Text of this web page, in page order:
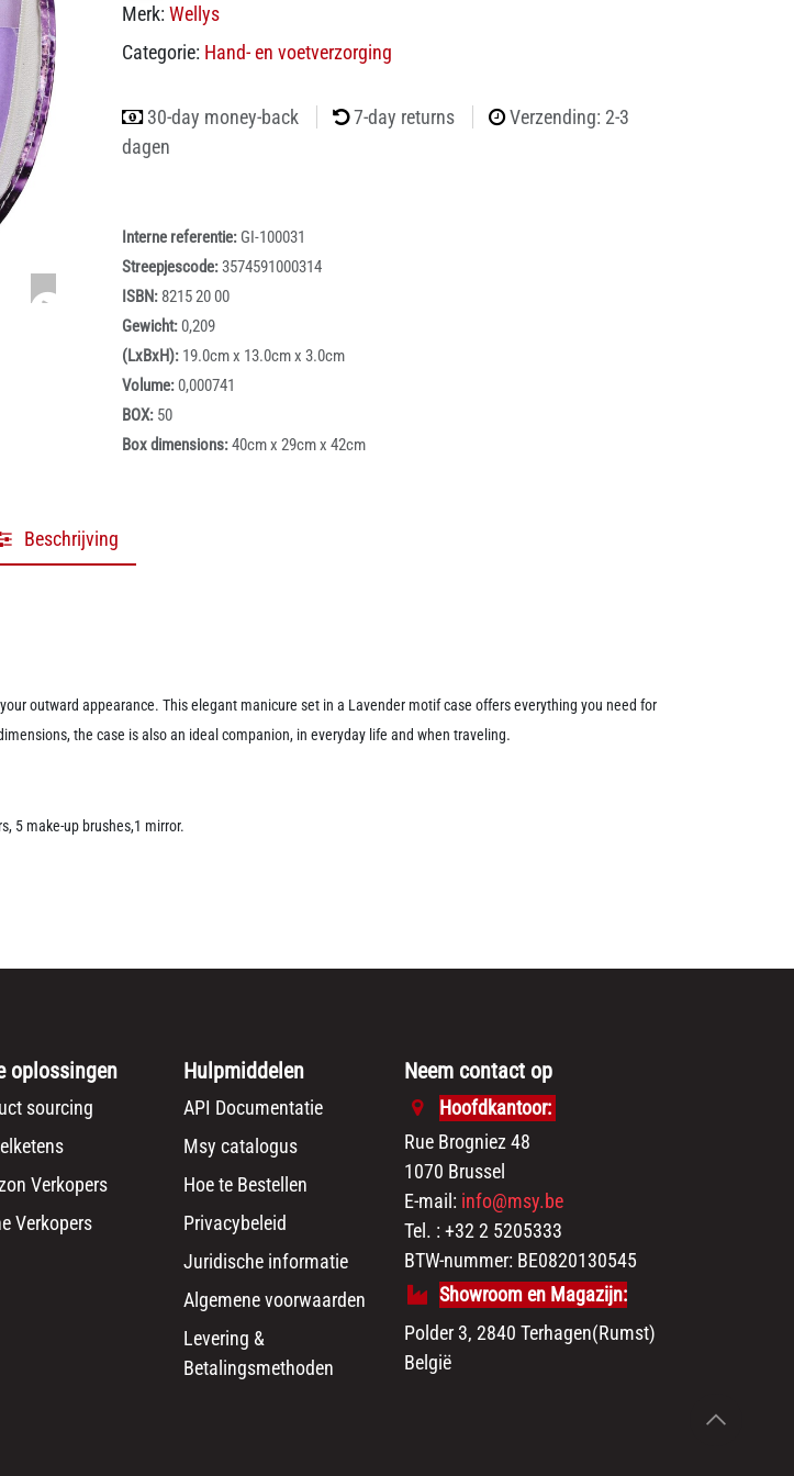
Merk: Wellys
Categorie: Hand- en voetverzorging
30-day money-back 7-day returns
Verzending: 2-3
dagen
Interne referentie: GI-100031
Streepjescode:3574591000314
ISBN: 8215 20 00
Gewicht:0,209
(LxBxH): 19.0cm x 13.0cm x 3.0cm
Volume:0,000741
BOX: 50
Box dimensions:40cm x 29cm x 42cm
Beschrijving
outward appearance. This elegant manicure set in a Lavender motif case offers everything you need for
the case is also an ideal companion, in everyday life and when traveling.
5 make-up brushes,1 mirror.
oplossingen
sourcing
Verkopers
Verkopers
Hulpmiddelen
API Documentatie
Msy catalogus
Hoe te Bestellen
Privacybeleid
Juridische informatie
Algemene voorwaarden
Levering &
Betalingsmethoden
Neem contact op
Hoofdkantoor:
Rue Brogniez 48
1070 Brussel
E-mail: info@msy.be
Tel. : +32 2 5205333
BTW-nummer: BE0820130545
Showroom en Magazijn:
Polder 3, 2840 Terhagen(Rumst)
België